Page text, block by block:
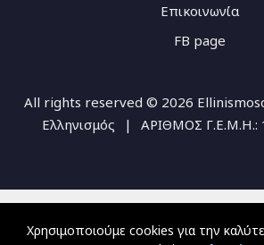
Επικοινωνία
FB page
All rights reserved © 2026
Ελληνισμός
| ΑΡΙΘΜΟΣ Γ.Ε.Μ.Η.:
Χρησιμοποιούμε cookies για την